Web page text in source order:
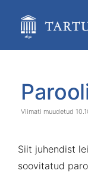
content
end
banner
start
banner
Siit juhendist
soovitatud